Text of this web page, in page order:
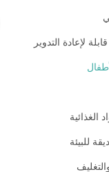
لإعادة التدوير
الغذائية
للبيئة